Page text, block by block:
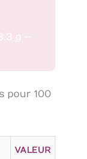
g —
pour 100
VALEUR